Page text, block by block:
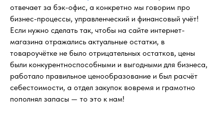
отвечает за бэк-офис, а конкретно мы говорим про
бизнес-процессы, управленческий и финансовый учёт!
Если нужно сделать так, чтобы на сайте интернет-
магазина отражались актуальные остатки, в
товароучётке не было отрицательных остатков, цены
были конкурентноспособными и выгодными для бизнеса,
работало правильное ценообразование и был расчёт
себестоимости, а отдел закупок вовремя и грамотно
пополнял запасы — то это к нам!